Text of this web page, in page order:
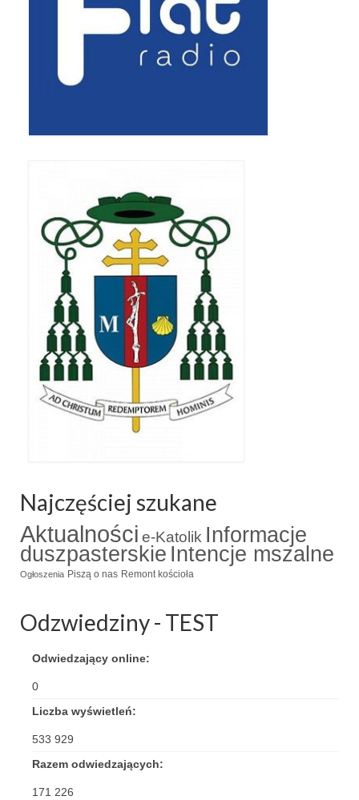
Wielki Piątek 2019
Wielki Czwartek 2019
Droga Krzyżowa w parafii św. Jakuba
Apostoła w Częstochowie 2019
Pielęgnacja drzew
Nasza parafia z lotu ptaka
Stare fotografie
Galerie 2018
Pasterka 2018
Remont kościoła
100 lecie Niepodległości
Bal Wszystkich Świętych 2018
Narodowy Dzień Pamięci “Żołnierzy
Wyklętych” 2018
Galerie 2017
Remont plebanii 2017
Wprowadzenie nowego Proboszcza
Zaprzyjaźnione strony
Kontakt
Najczęściej szukane
Aktualności e-Katolik Informacje
duszpasterskie Intencje mszalne
Ogłoszenia Piszą o nas Remont kościoła
Odzwiedziny - TEST
Odwiedzający online:
0
Liczba wyświetleń:
533 929
Razem odwiedzających:
171 226